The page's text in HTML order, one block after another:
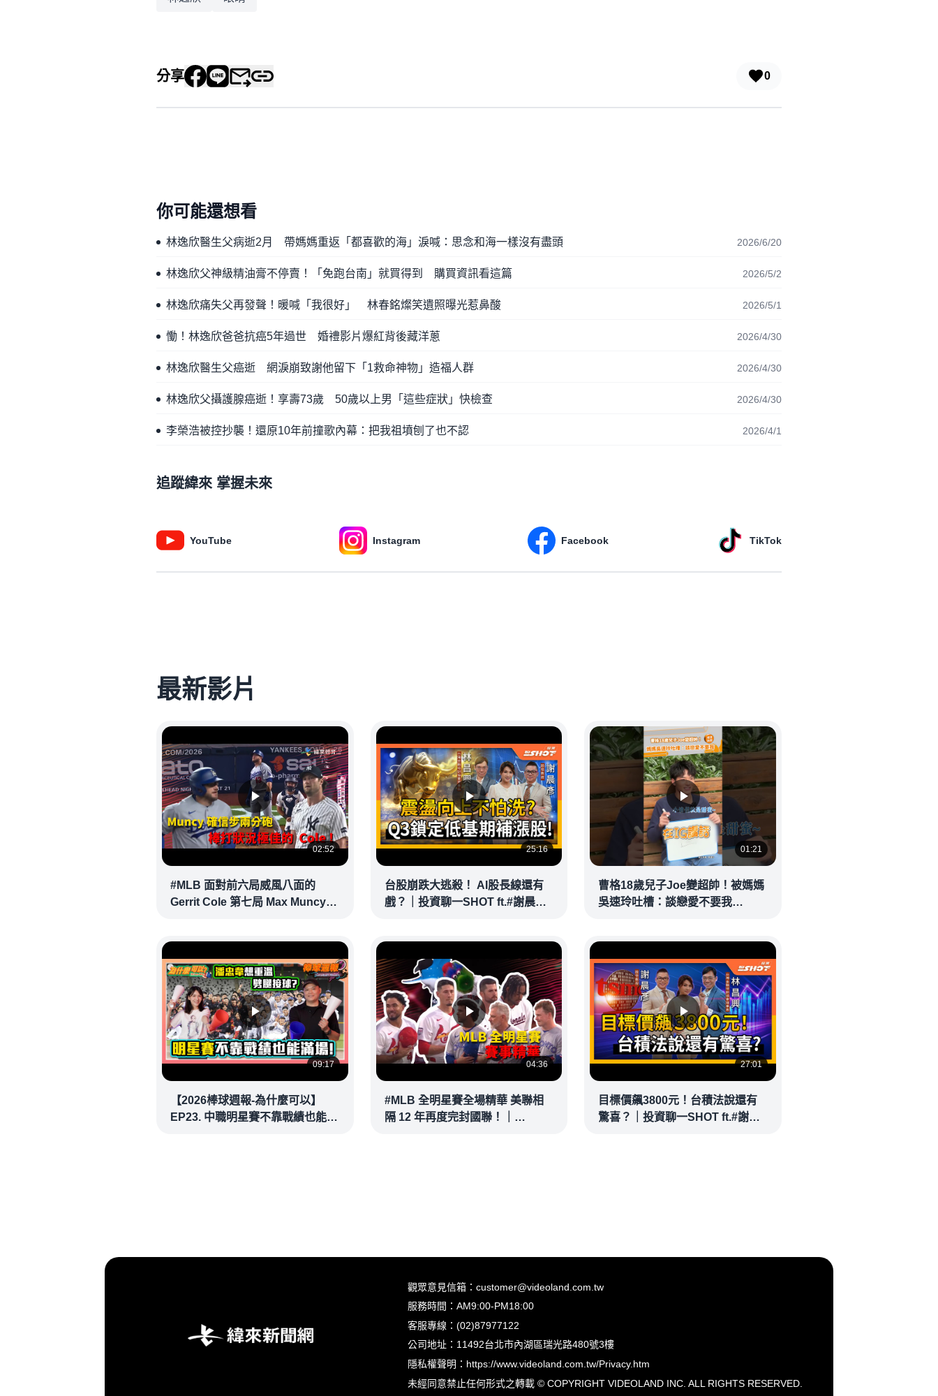
分享 0
你可能還想看
林逸欣醫生父病逝2月 帶媽媽重返「都喜歡的海」淚喊：思念和海一樣沒有盡頭 2026/6/20
林逸欣父神級精油膏不停賣！「免跑台南」就買得到 購買資訊看這篇 2026/5/2
林逸欣痛失父再發聲！暖喊「我很好」 林春銘燦笑遺照曝光惹鼻酸 2026/5/1
慟！林逸欣爸爸抗癌5年過世 婚禮影片爆紅背後藏洋蔥 2026/4/30
林逸欣醫生父癌逝 網淚崩致謝他留下「1救命神物」造福人群 2026/4/30
林逸欣父攝護腺癌逝！享壽73歲 50歲以上男「這些症狀」快檢查 2026/4/30
李榮浩被控抄襲！還原10年前撞歌內幕：把我祖墳刨了也不認 2026/4/1
追蹤緯來 掌握未來
YouTube Instagram Facebook TikTok
最新影片
02:52
#MLB 面對前六局威風八面的
Gerrit Cole 第七局 Max Muncy
25:16
台股崩跌大逃殺！ AI股長線還有
戲？｜投資聊一SHOT ft.#謝晨彥
01:21
曹格18歲兒子Joe變超帥！被媽媽
吳速玲吐槽：談戀愛不要我
09:17
【2026棒球週報-為什麼可以】
EP23. 中職明星賽不靠戰績也能滿
04:36
#MLB 全明星賽全場精華 美聯相
隔 12 年再度完封國聯！｜
27:01
目標價飆3800元！台積法說還有
驚喜？｜投資聊一SHOT ft.#謝晨
觀眾意見信箱：customer@videoland.com.tw
服務時間：AM9:00-PM18:00
客服專線：(02)87977122
公司地址：11492台北市內湖區瑞光路480號3樓
隱私權聲明： https://www.videoland.com.tw/Privacy.htm
未經同意禁止任何形式之轉載 © COPYRIGHT VIDEOLAND INC. ALL RIGHTS RESERVED.